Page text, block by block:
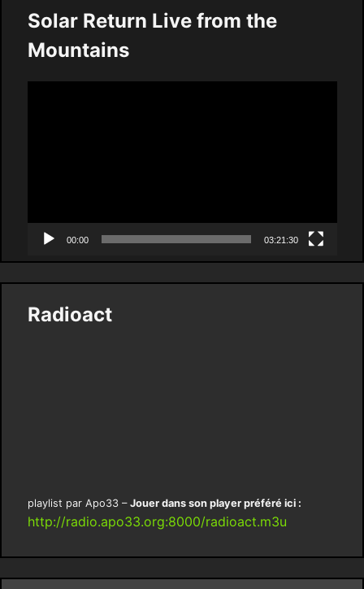
Solar Return Live from the
Mountains
00:00 03:21:30
Radioact
playlist par Apo33 – Jouer dans son player préféré ici :
http://radio.apo33.org:8000/radioact.m3u